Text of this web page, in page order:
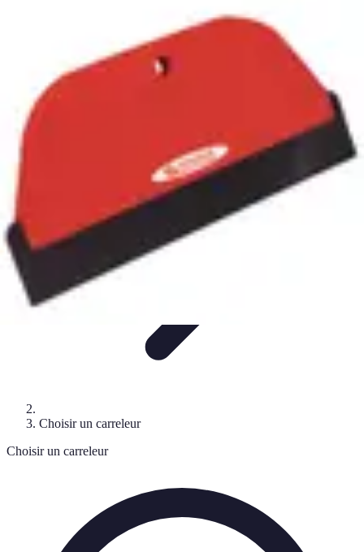
Techniques de PoseOutils et Matériaux
Carreleur Expert
Choisir un carreleur
Choisir un carreleur